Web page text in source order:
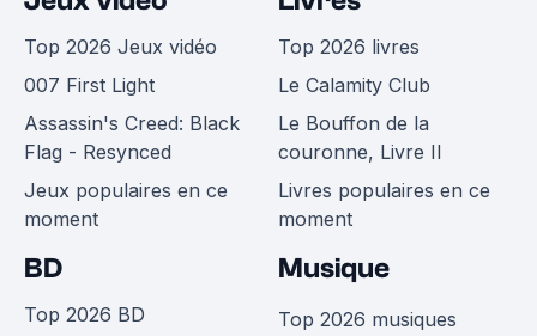
Top 2026 Jeux vidéo
007 First Light
Assassin's Creed: Black
Flag - Resynced
Jeux populaires en ce
moment
Top 2026 livres
Le Calamity Club
Le Bouffon de la
couronne, Livre II
Livres populaires en ce
moment
BD
Top 2026 BD
Musique
Top 2026 musiques